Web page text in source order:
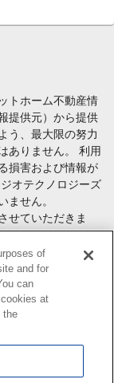
トホーム不動産情
提供元）から提供
う、最大限の努力
ありません。 利用
損害および情報が
オテクノロジーズ
ません。
せていただきま
）の際には、内容
説明を受け、ご自
産業務ソリューシ
ら
of
and for
can
at
the